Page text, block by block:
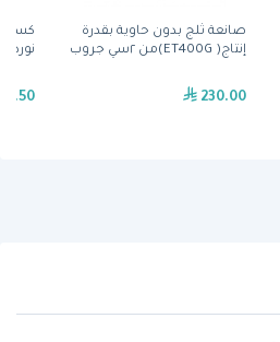
صانعة ثلج بدون حاوية بقدرة
إنتاج( ET400G)من ٢سي جروب
230.00